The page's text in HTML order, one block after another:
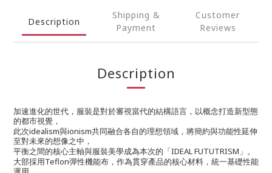
Description
Shipping &
Payment
Customer
Reviews
Description
加速進化的世代，服裝是對於審視當代的結構語言，以概念打造新型態
的都市視覺，
此次idealism與ionism共同融合各自的理想領域，將簡約與功能性延伸
至對未來的想像之中，
平衡之間的核心主軸與服裝美學成為本次的「 IDEAL FUTUTRISM 」。
大部採用 Teflon彈性機能布，作為貫穿產品的核心材料，統一基礎性能